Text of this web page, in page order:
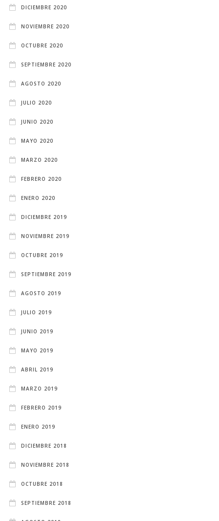
DICIEMBRE 2020
NOVIEMBRE 2020
OCTUBRE 2020
SEPTIEMBRE 2020
AGOSTO 2020
JULIO 2020
JUNIO 2020
MAYO 2020
MARZO 2020
FEBRERO 2020
ENERO 2020
DICIEMBRE 2019
NOVIEMBRE 2019
OCTUBRE 2019
SEPTIEMBRE 2019
AGOSTO 2019
JULIO 2019
JUNIO 2019
MAYO 2019
ABRIL 2019
MARZO 2019
FEBRERO 2019
ENERO 2019
DICIEMBRE 2018
NOVIEMBRE 2018
OCTUBRE 2018
SEPTIEMBRE 2018